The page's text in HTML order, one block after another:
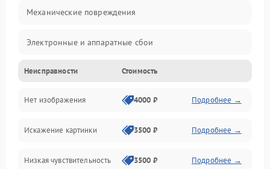
Механические повреждения
Электронные и аппаратные сбои
Неисправности сенсора и оптики
Программные ошибки
Электропитание
Измерения
Неисправности Стоимость
Нет изображения 4000 ₽ Подробнее →
Искажение картинки 3500 ₽ Подробнее →
Низкая чувствительность 3500 ₽ Подробнее →